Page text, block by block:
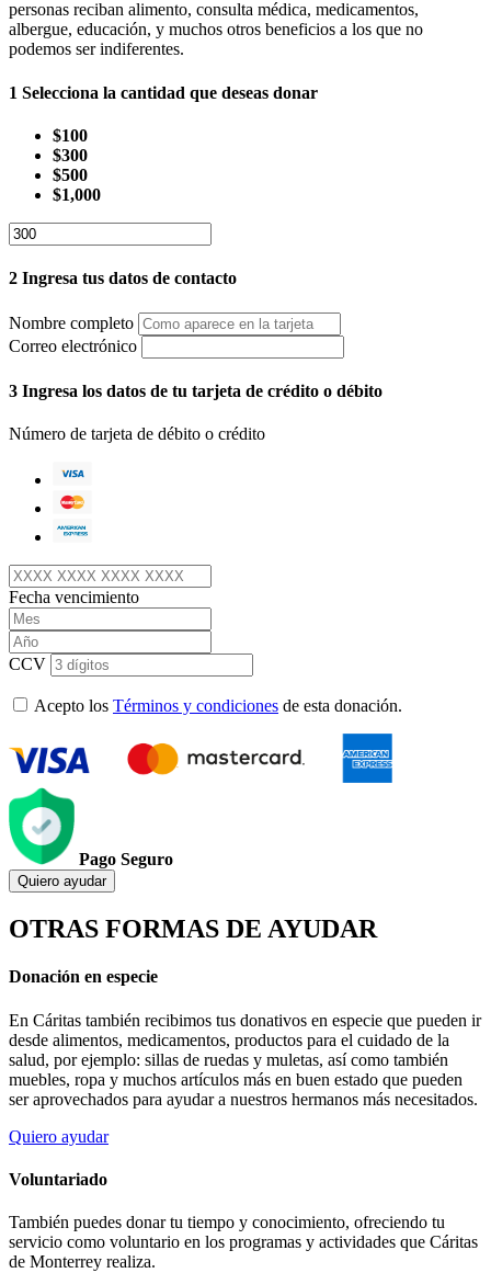
personas reciban alimento, consulta médica, medicamentos,
albergue, educación, y muchos otros beneficios a los que no
podemos ser indiferentes.
1 Selecciona la cantidad que deseas donar
$100
$300
$500
$1,000
2 Ingresa tus datos de contacto
Nombre completo
Correo electrónico
3 Ingresa los datos de tu tarjeta de crédito o débito
Número de tarjeta de débito o crédito
Fecha vencimiento
CCV
Acepto los Términos y condiciones de esta donación.
Pago Seguro
Quiero ayudar
OTRAS FORMAS DE AYUDAR
Donación en especie
En Cáritas también recibimos tus donativos en especie que pueden ir
desde alimentos, medicamentos, productos para el cuidado de la
salud, por ejemplo: sillas de ruedas y muletas, así como también
muebles, ropa y muchos artículos más en buen estado que pueden
ser aprovechados para ayudar a nuestros hermanos más necesitados.
Quiero ayudar
Voluntariado
También puedes donar tu tiempo y conocimiento, ofreciendo tu
servicio como voluntario en los programas y actividades que Cáritas
de Monterrey realiza.